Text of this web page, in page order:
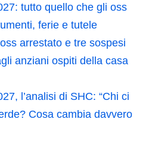
tutto quello che gli oss
ferie e tutele
arrestato e tre sospesi
anziani ospiti della casa
l’analisi di SHC: “Chi ci
Cosa cambia davvero